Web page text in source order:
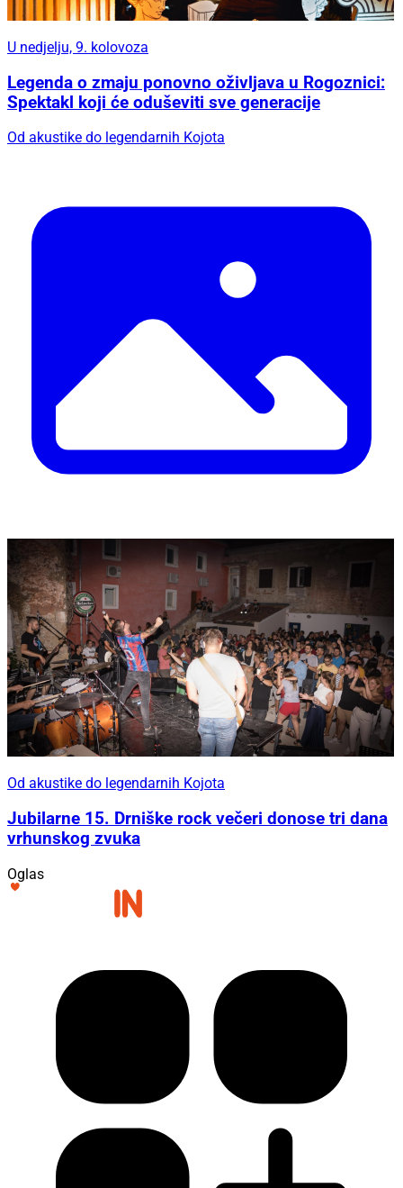
U nedjelju, 9. kolovoza
Legenda o zmaju ponovno oživljava u Rogoznici:
Spektakl koji će oduševiti sve generacije
Od akustike do legendarnih Kojota
Od akustike do legendarnih Kojota
Jubilarne 15. Drniške rock večeri donose tri dana
vrhunskog zvuka
Oglas